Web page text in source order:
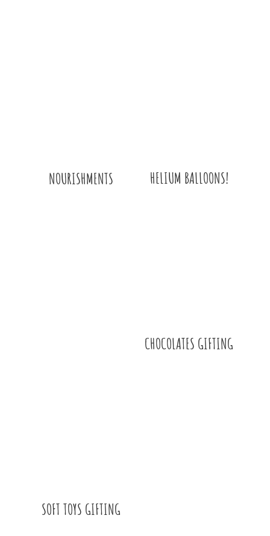
NOURISHMENTS HELIUM BALLOONS!
CHOCOLATES GIFTING
SOFT TOYS GIFTING